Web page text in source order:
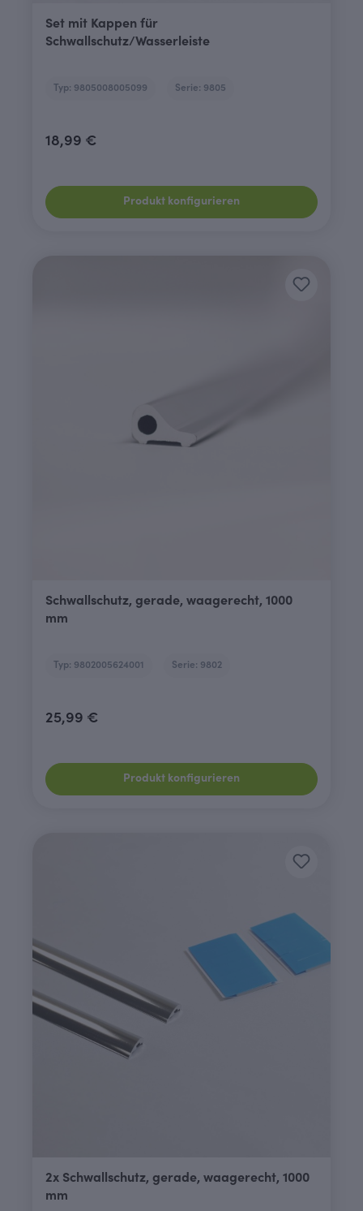
Set mit Kappen für
Schwallschutz/Wasserleiste
Typ: 9805008005099 Serie: 9805
18,99 €
Produkt konfigurieren
Schwallschutz, gerade, waagerecht, 1000
mm
Typ: 9802005624001 Serie: 9802
25,99 €
Produkt konfigurieren
2x Schwallschutz, gerade, waagerecht, 1000
mm